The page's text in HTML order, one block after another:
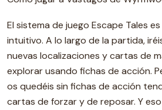
El sistema de juego Escape Tales
intuitivo. A lo largo de la partida,
nuevas localizaciones y cartas de
explorar usando fichas de acción.
os quedéis sin fichas de acción
cartas de forzar y de reposar. Y